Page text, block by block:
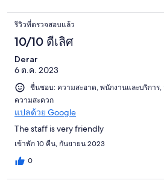
รีวิวที่ตรวจสอบแล้ว
10/10 ดีเลิศ
Derar
6 ต.ค. 2023
ชื่นชอบ: ความสะอาด, พนักงานและบริการ
ความสะดวก
แปลด้วย Google
The staff is very friendly
เข้าพัก 10 คืน, กันยายน 2023
0